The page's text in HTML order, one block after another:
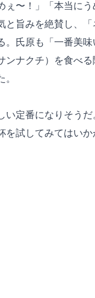
ぇ〜！」「本当にう
と旨みを絶賛し、「
氏原も「一番美味
ンナクチ）を食べる
い定番になりそうだ
を試してみてはいか